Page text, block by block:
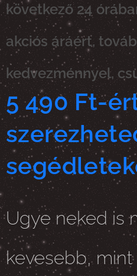
következő 24
akciós áráért,
kedvezménnyel,
5 490 Ft-
Ugye neked is
kevesebb,